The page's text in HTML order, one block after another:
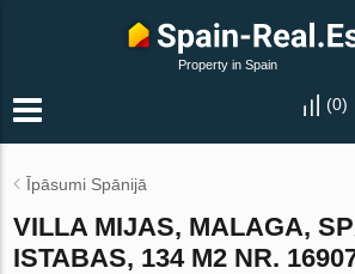
Property in Spain
(0)
Īpāsumi Spānijā
VILLA MIJAS, MALAGA,
ISTABAS, 134 M2 NR.